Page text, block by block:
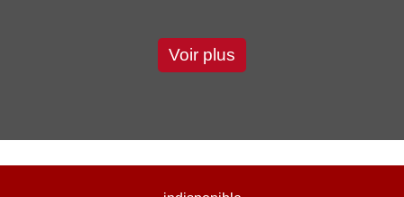
Voir plus